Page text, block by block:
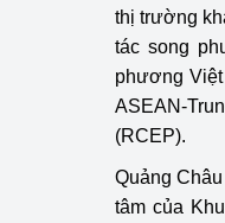
thị trường
tác song
phương
ASEAN-
(RCEP).
Quảng
tâm của